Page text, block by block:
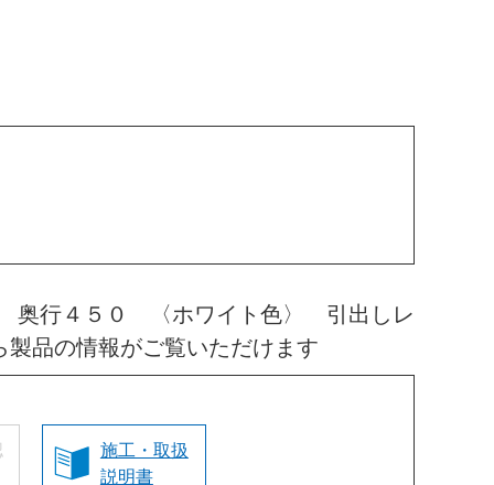
行４５０ 〈ホワイト色〉 引出しレ
品の情報がご覧いただけます
施工・取扱
説明書